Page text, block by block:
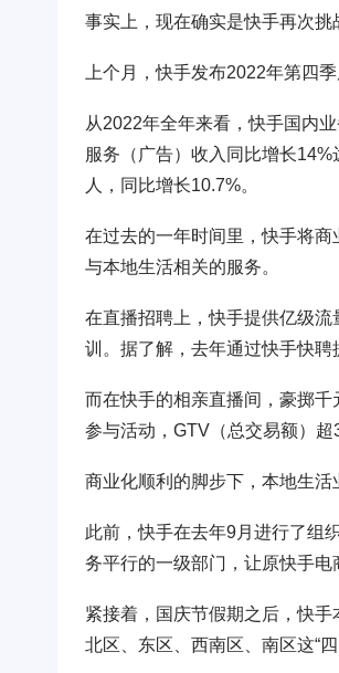
事实上，现在确实是快手再次挑
上个月，快手发布2022年第四
从2022年全年来看，快手国内
服务（广告）收入同比增长
人，同比增长10.7%。
在过去的一年时间里，快手将
与本地生活相关的服务。
在直播招聘上，快手提供亿级
训。据了解，去年通过快手快聘
而在快手的相亲直播间，豪掷千
参与活动，GTV（总交易额）
商业化顺利的脚步下，本地生活
此前，快手在去年9月进行了组
务平行的一级部门，让原快手电
紧接着，国庆节假期之后，快
北区、东区、西南区、南区这“四